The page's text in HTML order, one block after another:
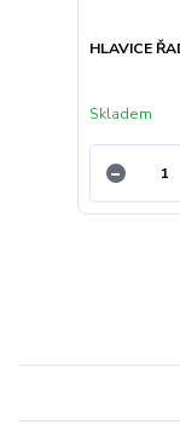
HLAVICE
Skladem